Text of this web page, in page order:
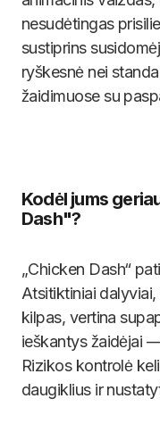
nesudėtingas
sustiprins
ryškesnė nei
žaidimuose su
Kodėl jums
Dash"?
„Chicken Dash“
Atsitiktiniai
kilpas, vertina
ieškantys žaidėjai
Rizikos kontrolė
daugiklius ir